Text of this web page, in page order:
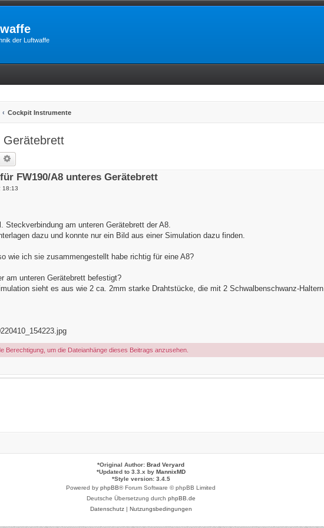
der Luftwaffe
Cockpit Instrumente
Gerätebrett
Suche
FW190/A8 unteres Gerätebrett
18:13
Steckverbindung am unteren Gerätebrett der A8.
dazu und konnte nur ein Bild aus einer Simulation dazu finden.
wie ich sie zusammengestellt habe richtig für eine A8?
am unteren Gerätebrett befestigt?
sieht es aus wie 2 ca. 2mm starke Drahtstücke, die mit 2 Schwalbenschwanz-
Berechtigung, um die Dateianhänge dieses Beitrags anzusehen.
*Original Author: Brad Veryard
*Updated to 3.3.x by MannixMD
*Style version: 3.4.5
Powered by phpBB® Forum Software © phpBB Limited
Deutsche Übersetzung durch phpBB.de
Datenschutz| Nutzungsbedingungen